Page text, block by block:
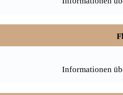
Informationen